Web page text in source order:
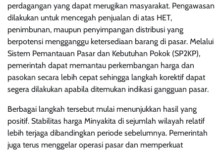
perdagangan yang dapat merugikan masyarakat. Pengawasan
dilakukan untuk mencegah penjualan di atas HET,
penimbunan, maupun penyimpangan distribusi yang
berpotensi mengganggu ketersediaan barang di pasar. Melalui
Sistem Pemantauan Pasar dan Kebutuhan Pokok (SP2KP),
pemerintah dapat memantau perkembangan harga dan
pasokan secara lebih cepat sehingga langkah korektif dapat
segera dilakukan apabila ditemukan indikasi gangguan pasar.
Berbagai langkah tersebut mulai menunjukkan hasil yang
positif. Stabilitas harga Minyakita di sejumlah wilayah relatif
lebih terjaga dibandingkan periode sebelumnya. Pemerintah
juga terus menggelar operasi pasar dan memperkuat